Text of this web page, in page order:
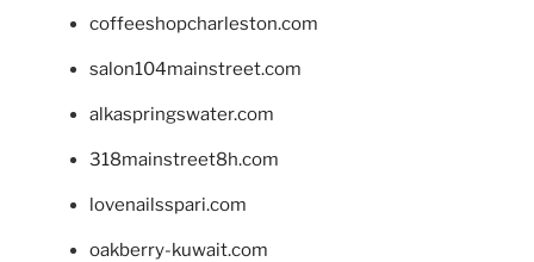
coffeeshopcharleston.com
salon104mainstreet.com
alkaspringswater.com
318mainstreet8h.com
lovenailsspari.com
oakberry-kuwait.com